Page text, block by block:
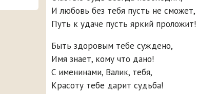
И любовь без тебя пусть не сможет,
Путь к удаче пусть яркий проложит!
Быть здоровым тебе суждено,
Имя знает, кому что дано!
С именинами, Валик, тебя,
Красоту тебе дарит судьба!